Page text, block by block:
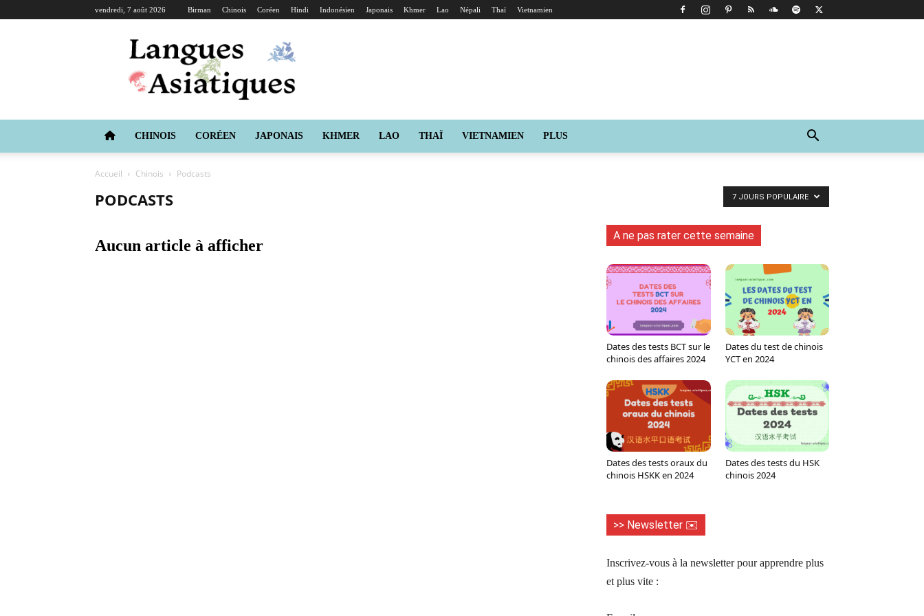
vendredi, 7 août 2026 Birman Chinois Coréen Hindi Indonésien Japonais Khmer Lao Népali Thaï Vietnamien
Langues
Asiatiques
CHINOIS CORÉEN JAPONAIS KHMER LAO THAÏ VIETNAMIEN PLUS
Accueil Chinois Podcasts
PODCASTS 7 JOURS POPULAIRE
Aucun article à afficher
A ne pas rater cette semaine
Dates des tests BCT sur le
chinois des affaires 2024
Dates du test de chinois
YCT en 2024
Dates des tests oraux du
chinois HSKK en 2024
Dates des tests du HSK
chinois 2024
>> Newsletter ✉️
Inscrivez-vous à la newsletter pour apprendre plus
et plus vite :